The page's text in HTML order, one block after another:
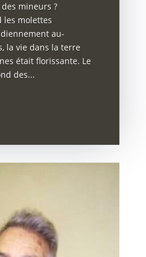
mineurs ?
les molettes
au-
la vie dans la terre
était florissante. Le
des...